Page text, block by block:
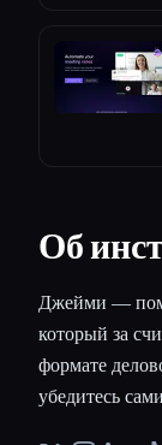
Об
Джейми —
который за
формате
убедитесь